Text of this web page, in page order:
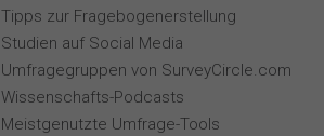
Tipps zur Fragebogenerstellung
Studien auf Social Media
Umfragegruppen von SurveyCircle.com
Wissenschafts-Podcasts
Meistgenutzte Umfrage-Tools